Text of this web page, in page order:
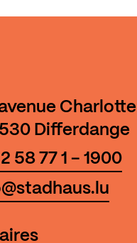
Charlotte
Differdange
58 77 1 - 1900